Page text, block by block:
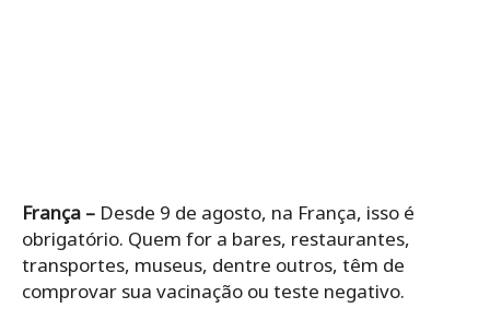
França – Desde 9 de agosto, na França, isso é
obrigatório. Quem for a bares, restaurantes,
transportes, museus, dentre outros, têm de
comprovar sua vacinação ou teste negativo.